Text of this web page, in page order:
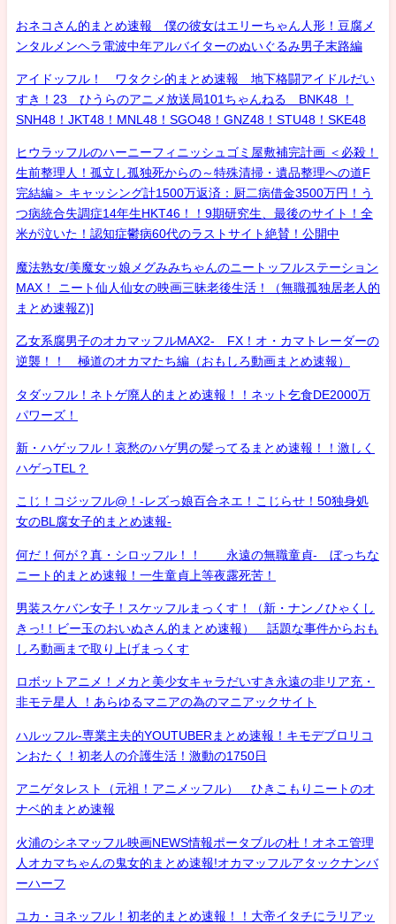
おネコさん的まとめ速報 僕の彼女はエリーちゃん人形！豆腐メ
ンタルメンヘラ電波中年アルバイターのぬいぐるみ男子末路編
アイドッフル！ ワタクシ的まとめ速報 地下格闘アイドルだい
すき！23 ひうらのアニメ放送局101ちゃんねる BNK48 ！
SNH48！JKT48！MNL48！SGO48！GNZ48！STU48！SKE48
ヒウラッフルのハーニーフィニッシュゴミ屋敷補完計画 ＜必殺！
生前整理人！孤立し孤独死からの～特殊清掃・遺品整理への道F
完結編＞ キャッシング計1500万返済：厨二病借金3500万円！う
つ病統合失調症14年生HKT46！！9期研究生、最後のサイト！全
米が泣いた！認知症鬱病60代のラストサイト絶賛！公開中
魔法熟女/美魔女ッ娘メグみみちゃんのニートッフルステーション
MAX！ ニート仙人仙女の映画三昧老後生活！（無職孤独居老人的
まとめ速報Z)]
乙女系腐男子のオカマッフルMAX2- FX！オ・カマトレーダーの
逆襲！！ 極道のオカマたち編（おもしろ動画まとめ速報）
タダッフル！ネトゲ廃人的まとめ速報！！ネット乞食DE2000万
パワーズ！
新・ハゲッフル！哀愁のハゲ男の髪ってるまとめ速報！！激しく
ハゲっTEL？
こじ！コジッフル@！-レズっ娘百合ネエ！こじらせ！50独身処
女のBL腐女子的まとめ速報-
何だ！何が？真・シロッフル！！ 永遠の無職童貞- ぼっちな
ニート的まとめ速報！一生童貞上等夜露死苦！
男装スケバン女子！スケッフルまっくす！（新・ナンノひゃくし
きっ!！ビー玉のおいぬさん的まとめ速報） 話題な事件からおも
しろ動画まで取り上げまっくす
ロボットアニメ！メカと美少女キャラだいすき永遠の非リア充・
非モテ星人 ！あらゆるマニアの為のマニアックサイト
ハルッフル-専業主夫的YOUTUBERまとめ速報！キモデブロリコ
ンおたく！初老人の介護生活！激動の1750日
アニゲタレスト（元祖！アニメッフル） ひきこもりニートのオ
ナベ的まとめ速報
火浦のシネマッフル映画NEWS情報ポータブルの杜！オネエ管理
人オカマちゃんの鬼女的まとめ速報!オカマッフルアタックナンバ
ーハーフ
ユカ・ヨネッフル！初老的まとめ速報！！大帝イタチにラリアッ